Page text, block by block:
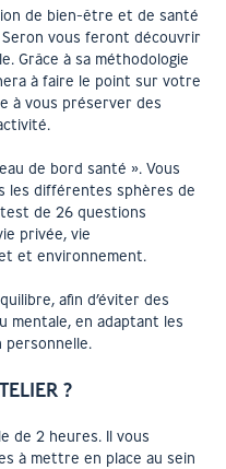
de bien-être et de santé
vous feront découvrir
Grâce à sa méthodologie
à faire le point sur votre
à vous préserver des
de bord santé ». Vous
les différentes sphères de
de 26 questions
privée, vie
et environnement.
afin d’éviter des
mentale, en adaptant les
personnelle.
?
de 2 heures. Il vous
à mettre en place au sein